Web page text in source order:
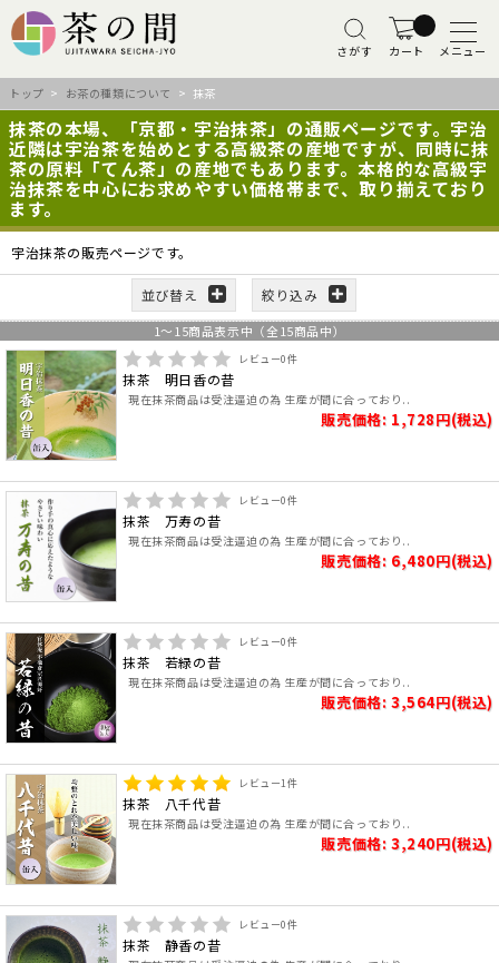
さがす カート メニュー
トップ > お茶の種類について > 抹茶
抹茶の本場、「京都・宇治抹茶」の通販ページです。宇治
近隣は宇治茶を始めとする高級茶の産地ですが、同時に抹
茶の原料「てん茶」の産地でもあります。本格的な高級宇
治抹茶を中心にお求めやすい価格帯まで、取り揃えており
ます。
宇治抹茶の販売ページです。
並び替え 絞り込み
1～ 15商品表示中（全 15商品中）
レビュー0件
抹茶 明日香の昔
現在抹茶商品は受注逼迫の為 生産が間に合っており..
販売価格: 1,728円(税込)
レビュー0件
抹茶 万寿の昔
現在抹茶商品は受注逼迫の為 生産が間に合っており..
販売価格: 6,480円(税込)
レビュー0件
抹茶 若緑の昔
現在抹茶商品は受注逼迫の為 生産が間に合っており..
販売価格: 3,564円(税込)
レビュー1件
抹茶 八千代昔
現在抹茶商品は受注逼迫の為 生産が間に合っており..
販売価格: 3,240円(税込)
レビュー0件
抹茶 静香の昔